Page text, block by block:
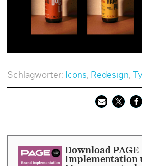
Schlagwörter: Icons, Redesign,
Download
Implementation